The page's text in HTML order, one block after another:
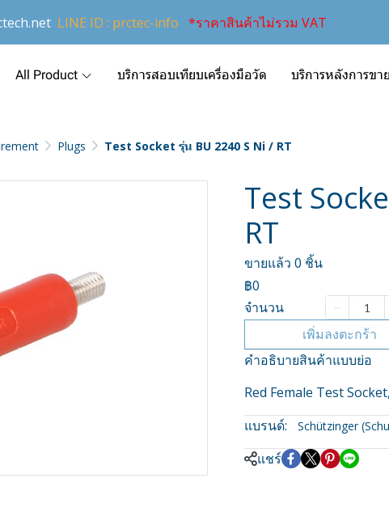
LINE ID : prctec-info *ราคาสินค้าไม่รวม VAT
All Product บริการสอบเทียบเครื่องมือวัด บริการหลังการข
Plugs Test Socket รุ่น BU 2240 S Ni / RT
Test
RT
ขายแล้ว 0 ชิ้น
฿0
จำนวน
เพิ่มลงตะกร้า
คำอธิบายสินค้าแบบย่อ
Red Female Test
แบรนด์:
Schützinger
แชร์